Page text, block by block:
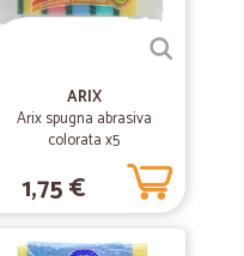
ARIX
Arix spugna abrasiva
colorata x5
1,75 €